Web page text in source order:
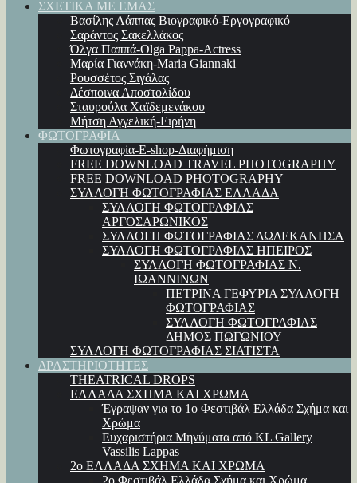
ΣΧΕΤΙΚΑ ΜΕ ΕΜΑΣ
Βασίλης Λάππας Βιογραφικό-Εργογραφικό
Σαράντος Σακελλάκος
Όλγα Παππά-Olga Pappa-Αctress
Μαρία Γιαννάκη-Maria Giannaki
Ρουσσέτος Σιγάλας
Δέσποινα Αποστολίδου
Σταυρούλα Χαϊδεμενάκου
Μήτση Αγγελική-Ειρήνη
ΦΩΤΟΓΡΑΦΙΑ
Φωτογραφία-E-shop-Διαφήμιση
FREE DOWNLOAD TRAVEL PHOTOGRAPHY
FREE DOWNLOAD PHOTOGRAPHY
ΣΥΛΛΟΓΗ ΦΩΤΟΓΡΑΦΙΑΣ ΕΛΛΑΔΑ
ΣΥΛΛΟΓΗ ΦΩΤΟΓΡΑΦΙΑΣ
ΑΡΓΟΣΑΡΩΝΙΚΟΣ
ΣΥΛΛΟΓΗ ΦΩΤΟΓΡΑΦΙΑΣ ΔΩΔΕΚΑΝΗΣΑ
ΣΥΛΛΟΓΗ ΦΩΤΟΓΡΑΦΙΑΣ ΗΠΕΙΡΟΣ
ΣΥΛΛΟΓΗ ΦΩΤΟΓΡΑΦΙΑΣ Ν.
ΙΩΑΝΝΙΝΩΝ
ΠΕΤΡΙΝΑ ΓΕΦΥΡΙΑ ΣΥΛΛΟΓΗ
ΦΩΤΟΓΡΑΦΙΑΣ
ΣΥΛΛΟΓΗ ΦΩΤΟΓΡΑΦΙΑΣ
ΔΗΜΟΣ ΠΩΓΩΝΙΟΥ
ΣΥΛΛΟΓΗ ΦΩΤΟΓΡΑΦΙΑΣ ΣΙΑΤΙΣΤΑ
ΔΡΑΣΤΗΡΙΟΤΗΤΕΣ
THEATRICAL DROPS
ΕΛΛΑΔΑ ΣΧΗΜΑ ΚΑΙ ΧΡΩΜΑ
Έγραψαν για το 1ο Φεστιβάλ Ελλάδα Σχήμα και
Χρώμα
Ευχαριστήρια Μηνύματα από KL Gallery
Vassilis Lappas
2ο ΕΛΛΑΔΑ ΣΧΗΜΑ ΚΑΙ ΧΡΩΜΑ
2ο Φεστιβάλ Ελλάδα Σχήμα και Χρώμα